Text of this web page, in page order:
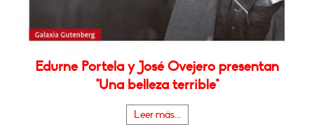
Edurne Portela y José Ovejero presentan
"Una belleza terrible"
Leer más...